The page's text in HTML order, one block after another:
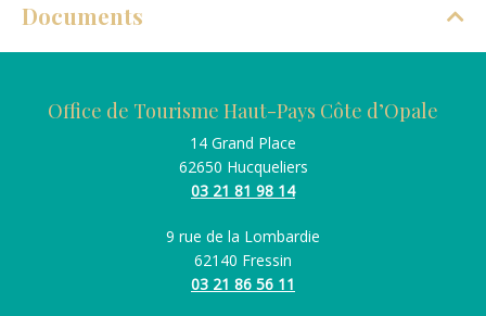
Documents
Office de Tourisme Haut-Pays Côte d’Opale
14 Grand Place
62650 Hucqueliers
03 21 81 98 14
9 rue de la Lombardie
62140 Fressin
03 21 86 56 11